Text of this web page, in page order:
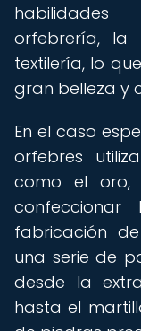
orfebrería, la
textilería, lo
gran belleza y
En el caso
orfebres
como el
fabricación
una serie de
desde la
hasta el